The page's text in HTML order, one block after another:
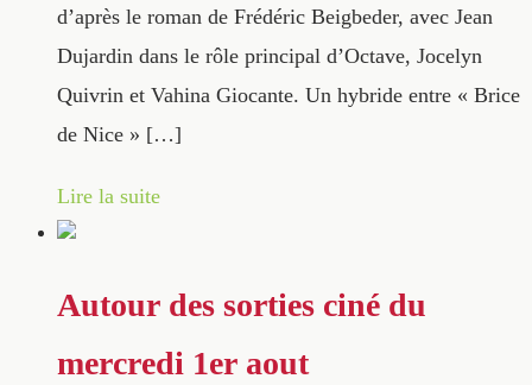
d’après le roman de Frédéric Beigbeder, avec Jean
Dujardin dans le rôle principal d’Octave, Jocelyn
Quivrin et Vahina Giocante. Un hybride entre « Brice
de Nice » […]
Lire la suite
Autour des sorties ciné du
mercredi 1er aout